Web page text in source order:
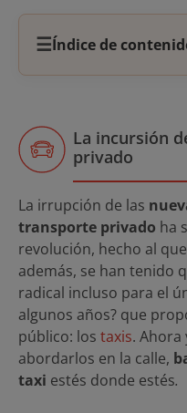
☰Índice de
La incursión
privado
La irrupción de las
transporte privado ha
revolución, hecho al
además, se han tenido
radical incluso para el
algunos años? que
público: los taxis. Ahora
abordarlos en la calle,
taxi estés donde estés.